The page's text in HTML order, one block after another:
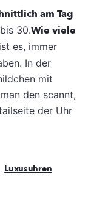
am Tag
30.Wie viele
es, immer
In der
mit
den scannt,
der Uhr
Luxusuhren